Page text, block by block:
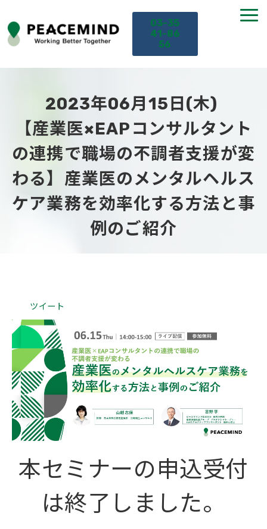
03-35
41-86
56
サービス
課題から探す
セミナー
2023年06月15日(木)
【産業医×EAPコンサルタント
の連携で職場の不調者支援が変
わる】産業医のメンタルヘルス
ケア業務を効率化する方法と事
例のご紹介
ツイート
本セミナーの申込受付
は終了しました。